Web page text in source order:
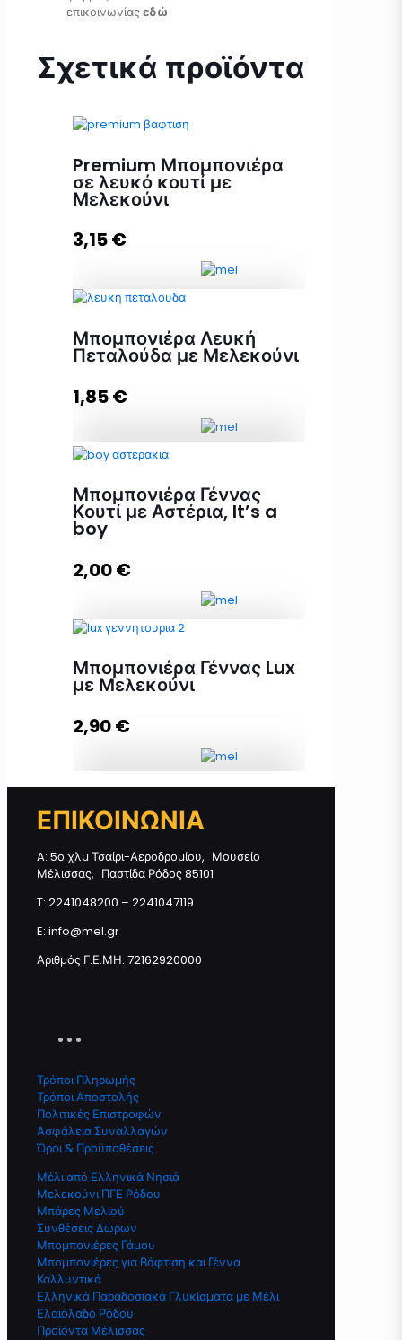
επικοινωνίαςεδώ
Σχετικά προϊόντα
Premium Μπομπονιέρα
σε λευκό κουτί με
Μελεκούνι
3,15€
Premium Μπομπονιέρα σε λευκό
κουτί με Μελεκούνι ποσότητα
Προσθήκη στο καλάθι
Μπομπονιέρα Λευκή
Πεταλούδα με Μελεκούνι
1,85€
Μελεκούνι ποσότητα
Μπομπονιέρα Γέννας
Κουτί με Αστέρια, It’s a
boy
2,00€
Μπομπονιέρα Γέννας Κουτί με
Αστέρια, It's a boy ποσότητα
Προσθήκη στο καλάθι
Μπομπονιέρα Γέννας Lux
με Μελεκούνι
2,90€
Μελεκούνι ποσότητα
ΕΠΙΚΟΙΝΩΝΙΑ
A: 5ο χλμ Τσαίρι-Αεροδρομίου, Μουσείο
Μέλισσας, Παστίδα Ρόδος 85101
T: 2241048200 – 2241047119
E: info@mel.gr
Αριθμός Γ.Ε.ΜΗ. 72162920000
Τρόποι Πληρωμής
Τρόποι Αποστολής
Πολιτικές Επιστροφών
Ασφάλεια Συναλλαγών
Όροι & Προϋποθέσεις
Μέλι από Ελληνικά Νησιά
Μελεκούνι ΠΓΕ Ρόδου
Μπάρες Μελιού
Συνθέσεις Δώρων
Μπομπονιέρες Γάμου
Μπομπονιέρες για Βάφτιση και Γέννα
Καλλυντικά
Ελληνικά Παραδοσιακά Γλυκίσματα με Μέλι
Ελαιόλαδο Ρόδου
Προϊόντα Μέλισσας